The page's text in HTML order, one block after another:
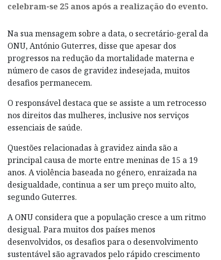
celebram-se 25 anos após a realização do evento.
Na sua mensagem sobre a data, o secretário-geral da
ONU, António Guterres, disse que apesar dos
progressos na redução da mortalidade materna e
número de casos de gravidez indesejada, muitos
desafios permanecem.
O responsável destaca que se assiste a um retrocesso
nos direitos das mulheres, inclusive nos serviços
essenciais de saúde.
Questões relacionadas à gravidez ainda são a
principal causa de morte entre meninas de 15 a 19
anos. A violência baseada no género, enraizada na
desigualdade, continua a ser um preço muito alto,
segundo Guterres.
A ONU considera que a população cresce a um ritmo
desigual. Para muitos dos países menos
desenvolvidos, os desafios para o desenvolvimento
sustentável são agravados pelo rápido crescimento